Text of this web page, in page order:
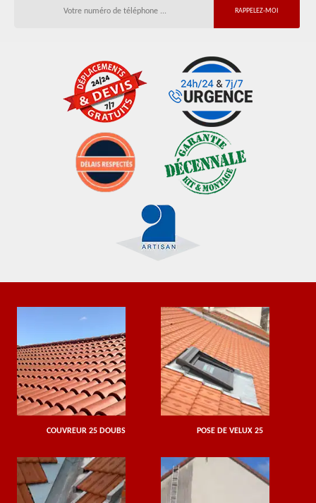
COUVREUR 25 DOUBS POSE DE VELUX 25